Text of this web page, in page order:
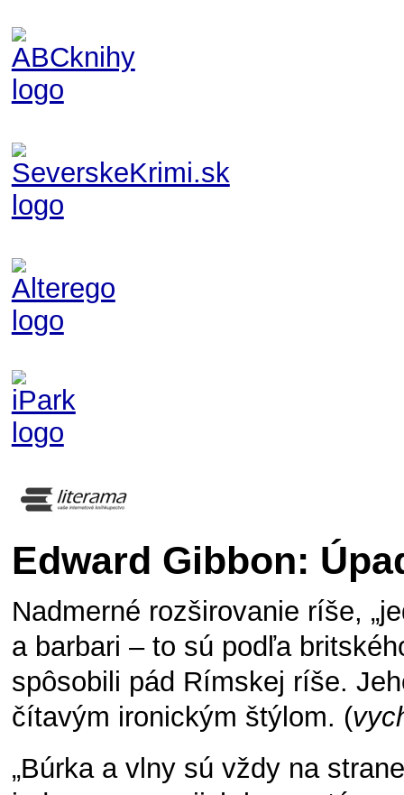
Edward Gibbon:
Nadmerné rozširovanie ríše,
a barbari – to sú podľa
spôsobili pád Rímskej ríše.
čítavým ironickým štýlom. (
„Búrka a vlny sú vždy na